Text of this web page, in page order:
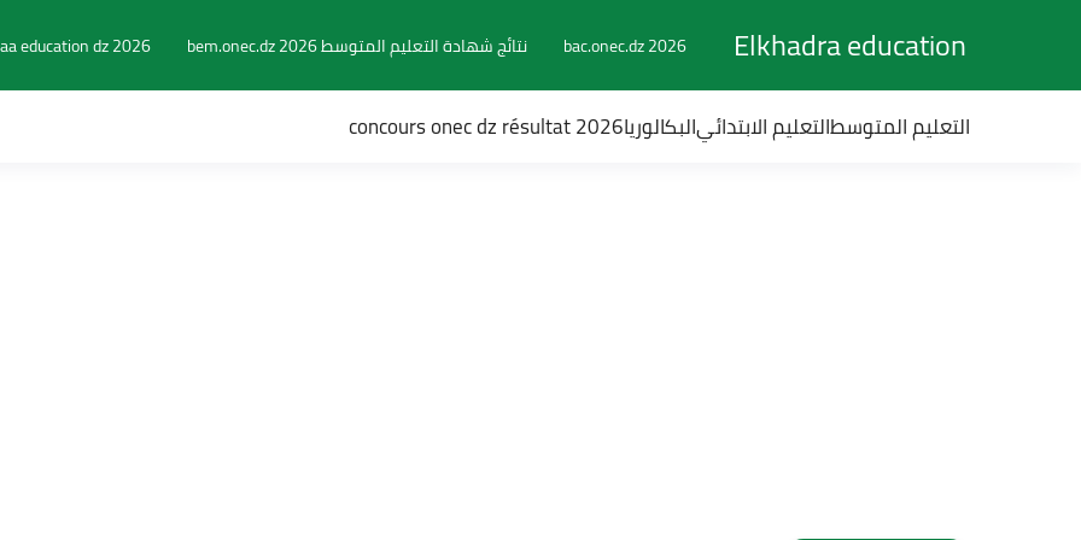
Elkhadra education
bac.onec.dz 2026 نتائج شهادة التعليم المتوسط 2026 bem.onec.dz education dz 2026
التعليم المتوسطالتعليم الابتدائيالبكالورياconcours onec dz résultat 2026